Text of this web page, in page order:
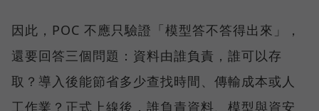
因此，POC 不應只驗證「模型答不答得出來」，
還要回答三個問題：資料由誰負責，誰可以存
取？導入後能節省多少查找時間、傳輸成本或人
工作業？正式上線後，誰負責資料、模型與資安